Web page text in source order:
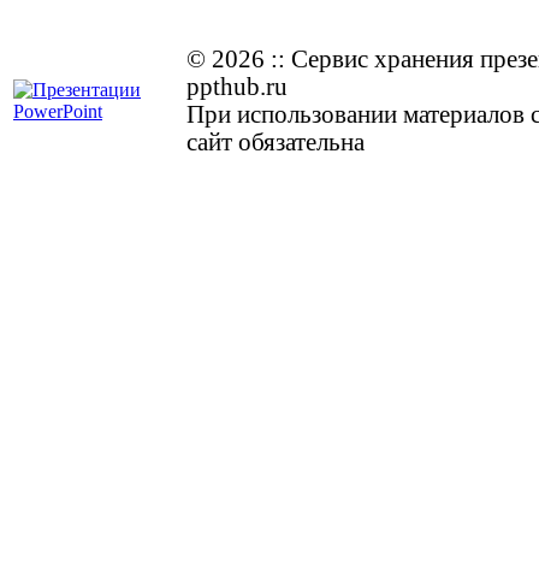
© 2026 :: Cервис хранения
ppthub.ru
При использовании материалов
сайт обязательна